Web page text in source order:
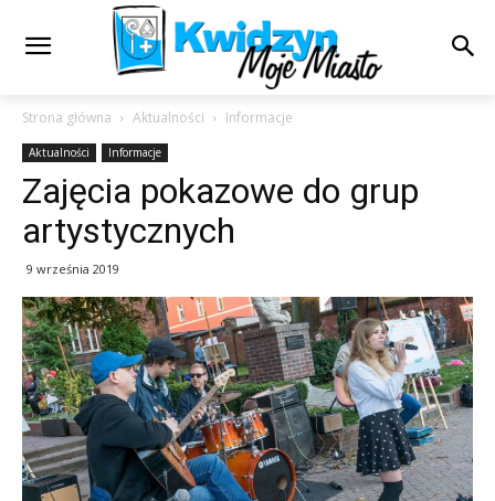
Strona główna Aktualności Informacje
Aktualności Informacje
Zajęcia pokazowe do grup
artystycznych
9 września 2019